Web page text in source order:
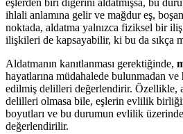
eşlerden biri diğerini aldatmışsa, bu
ihlali anlamına gelir ve mağdur eş,
noktada, aldatma yalnızca fiziksel bir
ilişkileri de kapsayabilir, ki bu da sıkça
Aldatmanın kanıtlanması gerektiğinde,
hayatlarına müdahalede bulunmadan
edilmiş delilleri değerlendirir. Özellikle,
delilleri olmasa bile, eşlerin evlilik
boyutları ve bu durumun evlilik
değerlendirilir.